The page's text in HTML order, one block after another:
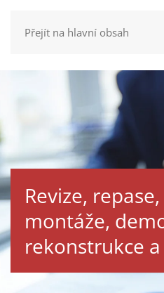
Přejít na hlavní obsah
Revize,
montáže,
rekonstrukce